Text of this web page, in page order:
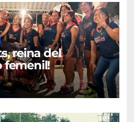
reina del
femenil!